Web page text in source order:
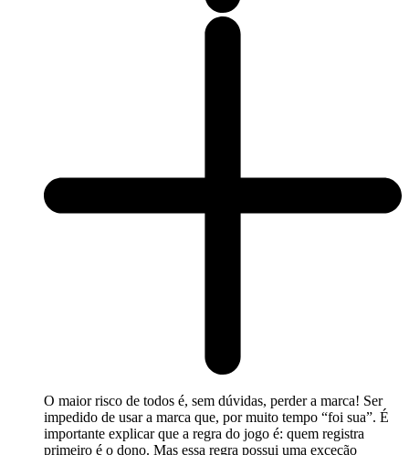
O maior risco de todos é, sem dúvidas, perder a marca! Ser
impedido de usar a marca que, por muito tempo “foi sua”. É
importante explicar que a regra do jogo é: quem registra
primeiro é o dono. Mas essa regra possui uma exceção